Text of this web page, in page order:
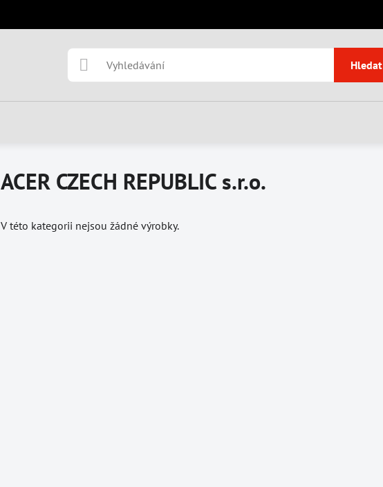
Hledat
ACER CZECH REPUBLIC s.r.o.
V této kategorii nejsou žádné výrobky.